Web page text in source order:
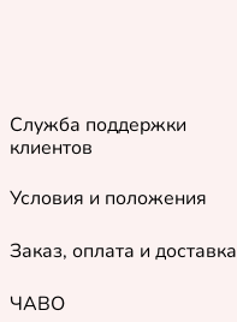
Служба поддержки
клиентов
Условия и положения
Заказ, оплата и доставка
ЧАВО